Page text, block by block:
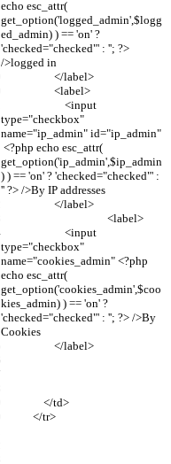
echo esc_attr(
get_option('logged_admin',$logg
ed_admin) ) == 'on' ?
'checked="checked"' : ''; ?>
/>logged in
                    </label>
                    <label>
type="checkbox"
name="ip_admin" id="ip_admin"
<?php echo esc_attr(
get_option('ip_admin',$ip_admin
) ) == 'on' ? 'checked="checked"' :
'' ?> />By IP addresses
                    </label>
                                        <label>
type="checkbox"
name="cookies_admin" <?php
echo esc_attr(
get_option('cookies_admin',$coo
kies_admin) ) == 'on' ?
'checked="checked"' : ''; ?> />By
Cookies
                    </label>
                </td>
            </tr>